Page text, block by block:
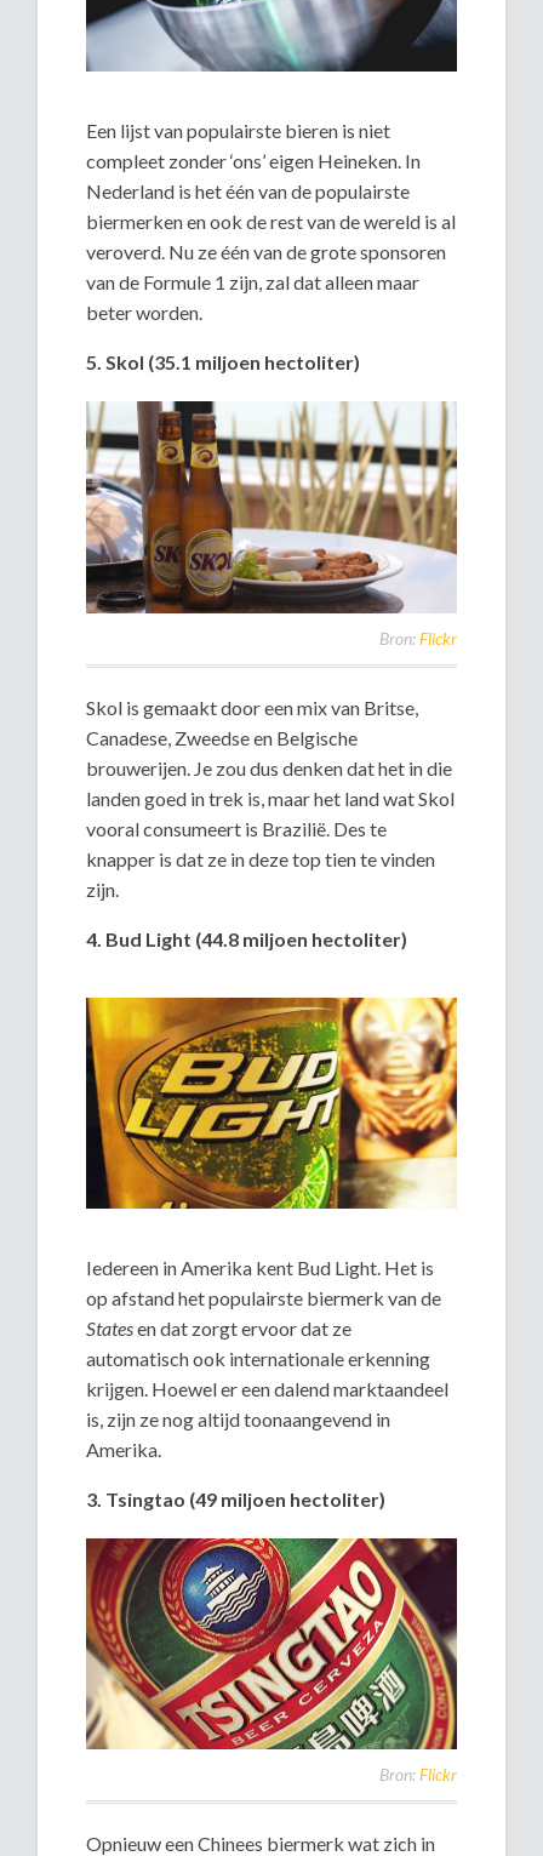
Een lijst van populairste bieren is niet
compleet zonder ‘ons’ eigen Heineken. In
Nederland is het één van de populairste
biermerken en ook de rest van de wereld is al
veroverd. Nu ze één van de grote sponsoren
van de Formule 1 zijn, zal dat alleen maar
beter worden.
5. Skol (35.1 miljoen hectoliter)
Bron:Flickr
Skol is gemaakt door een mix van Britse,
Canadese, Zweedse en Belgische
brouwerijen. Je zou dus denken dat het in die
landen goed in trek is, maar het land wat Skol
vooral consumeert is Brazilië. Des te
knapper is dat ze in deze top tien te vinden
zijn.
4. Bud Light (44.8 miljoen hectoliter)
Iedereen in Amerika kent Bud Light. Het is
op afstand het populairste biermerk van de
Statesen dat zorgt ervoor dat ze
automatisch ook internationale erkenning
krijgen. Hoewel er een dalend marktaandeel
is, zijn ze nog altijd toonaangevend in
Amerika.
3. Tsingtao (49 miljoen hectoliter)
Bron:Flickr
Opnieuw een Chinees biermerk wat zich in